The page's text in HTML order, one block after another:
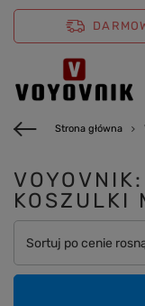
Strona główna
KOSZULKI
Zmień sortowanie
Sortuj po cenie